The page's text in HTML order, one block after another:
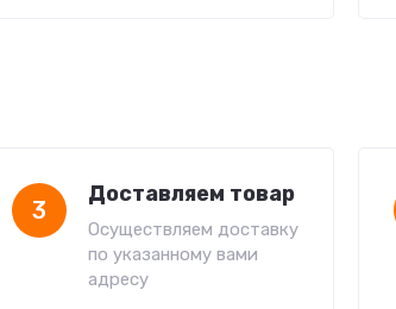
3
Доставляем товар
Осуществляем доставку
по указанному вами
адресу